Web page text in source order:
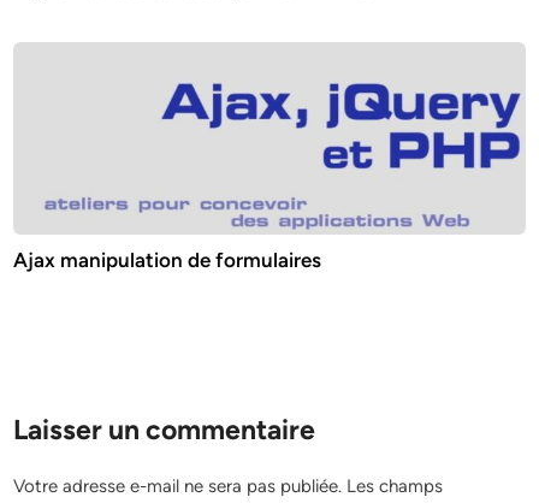
Ajax manipulation de formulaires
Laisser un commentaire
Votre adresse e-mail ne sera pas publiée. Les champs